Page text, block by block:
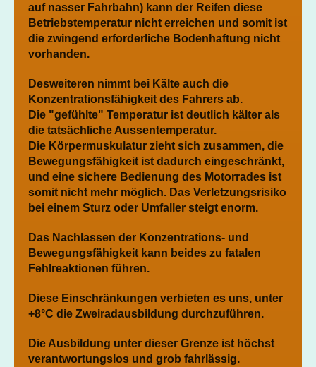
auf nasser Fahrbahn) kann der Reifen diese
Betriebstemperatur nicht erreichen und somit ist
die zwingend erforderliche Bodenhaftung nicht
vorhanden.
Desweiteren nimmt bei Kälte auch die
Konzentrationsfähigkeit des Fahrers ab.
Die "gefühlte" Temperatur ist deutlich kälter als
die tatsächliche Aussentemperatur.
Die Körpermuskulatur zieht sich zusammen, die
Bewegungsfähigkeit ist dadurch eingeschränkt,
und eine sichere Bedienung des Motorrades ist
somit nicht mehr möglich. Das Verletzungsrisiko
bei einem Sturz oder Umfaller steigt enorm.
Das Nachlassen der Konzentrations- und
Bewegungsfähigkeit kann beides zu fatalen
Fehlreaktionen führen.
Diese Einschränkungen verbieten es uns, unter
+8°C die Zweiradausbildung durchzuführen.
Die Ausbildung unter dieser Grenze ist höchst
verantwortungslos und grob fahrlässig.